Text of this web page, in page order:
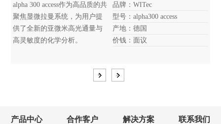
alpha 300 access作为高品质的共
聚焦显微拉曼系统，为用户提
供了全新的亚微米高光通量与
高灵敏度的化学分析。
品牌：WITec
型号：alpha300 access
产地：德国
价钱：面议
< >
产品中心 合作客户 解决方案 联系我们